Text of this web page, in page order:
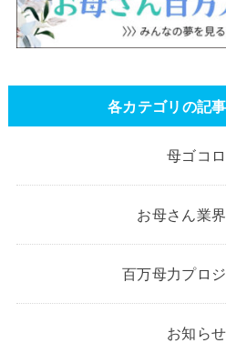
各カテゴリの記
母ゴコロ
お母さん業
百万母力プロ
お知らせ